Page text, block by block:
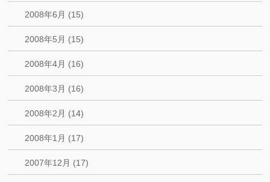
2008年6月 (15)
2008年5月 (15)
2008年4月 (16)
2008年3月 (16)
2008年2月 (14)
2008年1月 (17)
2007年12月 (17)